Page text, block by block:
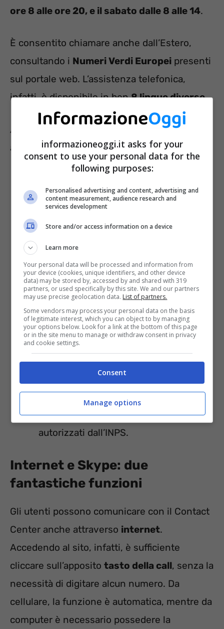
ore 8 alle ore 20, e il sabato dalle 8 alle 14.
È consentito chiamare anche dall’Estero,
consultando i Numeri Verdi Europei presenti
sul portale web. L’assistenza telefonica,
infatti, è disponibile in ben8 lingue diverse.
Attraverso il Contact Center, si può accedere
ad una serie di servizi. In particolare:
congedi vari e disoccupazione NASpI;
acquisizione domande di pensione;
calcolo dei contributi;
richiedere la spedizione di documenti;
ricevere assistenza sui servizi internet;
verificare lo stato di una specifica
richiesta presentata;
controllare l’estratto conto
ricevere i dati per pagare modelli F24;
verificare lo stato dei pagamenti
autorizzati dall’INPS.
Internet e Skype: due
fantastiche funzioni
Gli utenti possono comunicare con il Contact
Center anche attraverso internet.
Accedendo al sito, infatti, è sufficiente
cliccare sull’apposito tasto della call, senza la
necessità di digitare alcun numero. Da
cellulare, la funzione è automatica, mentre da
computer è necessario possedere la
informazioneoggi.it asks for your
consent to use your personal data for the
following purposes:
Personalised advertising and content, advertising and
content measurement, audience research and
services development
Store and/or access information on a device
Learn more
Your personal data will be processed and information from
your device (cookies, unique identifiers, and other device
data) may be stored by, accessed by and shared with 319
partners, or used specifically by this site. We and our partners
may use precise geolocation data. List of partners.
Some vendors may process your personal data on the basis
of legitimate interest, which you can object to by managing
your options below. Look for a link at the bottom of this page
or in the site menu to manage or withdraw consent in privacy
and cookie settings.
Consent
Manage options